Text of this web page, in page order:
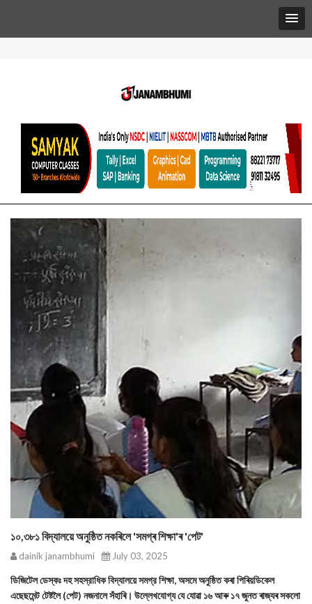
১০,৩৮১ বিদ্যালয়ে অনুষ্ঠিত নকৰিলে 'সমগ্ৰ শিক্ষা'ৰ 'পেট'
dainik janambhumi July 03, 2025
ডিজিটেল ডেস্কঃ দহ সহস্রাধিক বিদ্যালয়ে সমগ্র শিক্ষা, অসমে অনুষ্ঠিত কৰা পিৰিয়ডিকেল
এছেছমেন্ট টেষ্টলৈ (পেট) নজনালে সঁহাৰি। উল্লেখযোগ্য যে যোৱা ১৬ আৰু ১৭ জুনত ৰাজ্যৰ সকলো